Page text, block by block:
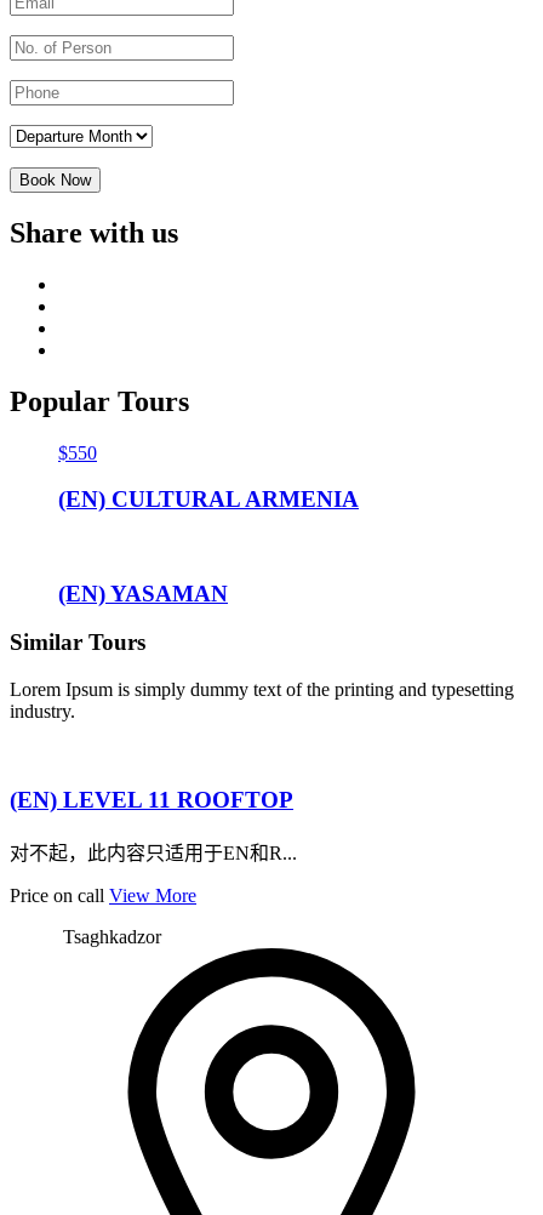
Share with us
Popular Tours
$550
(EN) CULTURAL ARMENIA
(EN) YASAMAN
Similar Tours
Lorem Ipsum is simply dummy text of the printing and typesetting
industry.
(EN) LEVEL 11 ROOFTOP
对不起，此内容只适用于EN和R...
Price on call View More
Tsaghkadzor